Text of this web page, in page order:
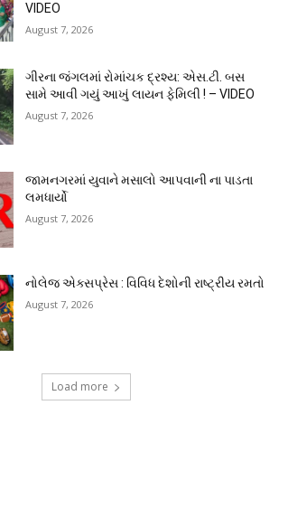
VIDEO
August 7, 2026
ગીરના જંગલમાં રોમાંચક દ્રશ્ય: એસ.ટી. બસ
સામે આવી ગયું આખું લાયન ફેમિલી ! – VIDEO
August 7, 2026
જામનગરમાં યુવાને મસાલો આપવાની ના પાડતા
લમધાર્યો
August 7, 2026
નોલેજ એક્સપ્રેસ : વિવિધ દેશોની રાષ્ટ્રીય રમતો
August 7, 2026
Load more